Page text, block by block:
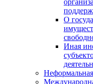
О
Иная
Неформальная